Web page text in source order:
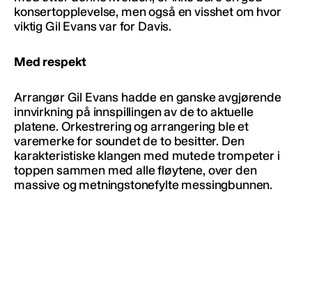
konsertopplevelse, men også en visshet om hvor
viktig Gil Evans var for Davis.
Med respekt
Arrangør Gil Evans hadde en ganske avgjørende
innvirkning på innspillingen av de to aktuelle
platene. Orkestrering og arrangering ble et
varemerke for soundet de to besitter. Den
karakteristiske klangen med mutede trompeter i
toppen sammen med alle fløytene, over den
massive og metningstonefylte messingbunnen.